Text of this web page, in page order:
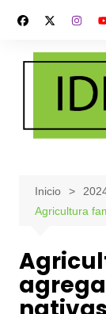
contenido
Inicio
Agricultura